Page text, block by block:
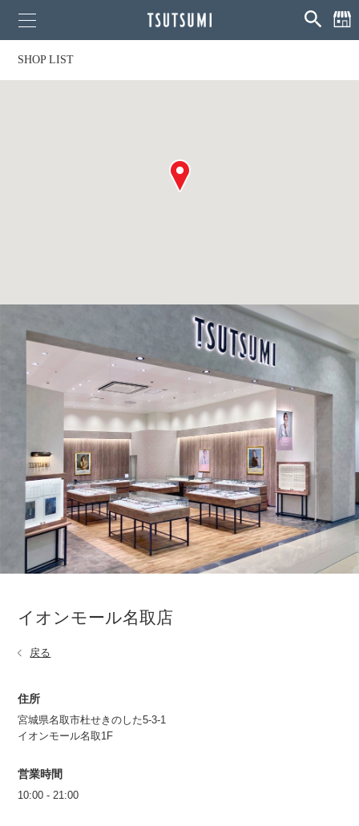
SHOP LIST
イオンモール名取店
戻る
住所
宮城県名取市杜せきのした5-3-1
イオンモール名取1F
営業時間
10:00 - 21:00